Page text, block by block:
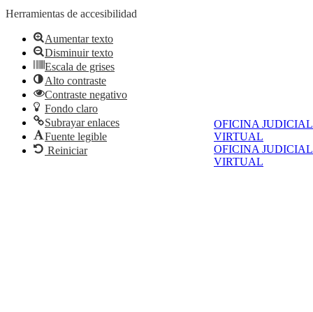
OFICINA JUDICIAL
VIRTUAL
OFICINA JUDICIAL
VIRTUAL
Herramientas de accesibilidad
Aumentar texto
Disminuir texto
Escala de grises
Alto contraste
Contraste negativo
Fondo claro
Subrayar enlaces
Fuente legible
Reiniciar